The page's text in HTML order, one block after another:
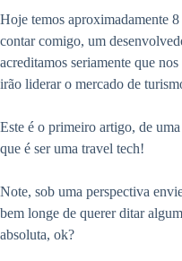
Hoje temos aproximadamente
contar comigo, um
acreditamos seriamente que
irão liderar o mercado de
Este é o primeiro artigo, de
que é ser uma travel tech!
Note, sob uma perspectiva
bem longe de querer ditar
absoluta, ok?